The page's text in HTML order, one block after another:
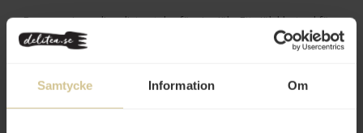
Samtycke Information Om
Den rena ingredienslistan talar för sig själv. Ett självklart val för
den som uppskattar enkelhet med djup smak. Med låg fetthalt
och naturligt sötma passar den lika bra i kalla som varma rätter.
kök.
100 % tomater, inga tillsatser.